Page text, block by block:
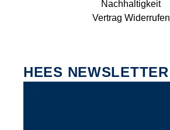
Nachhaltigkeit
Vertrag Widerrufen
HEES NEWSLETTER